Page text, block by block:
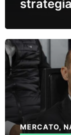
MERCATO,